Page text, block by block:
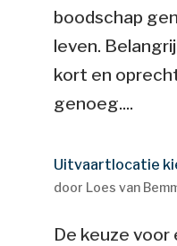
boodschap
leven.
kort en
genoeg....
Uitvaartlocatie
door Loes van
De keuze